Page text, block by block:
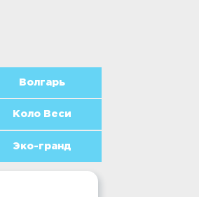
Волгарь
Коло Веси
Эко-гранд